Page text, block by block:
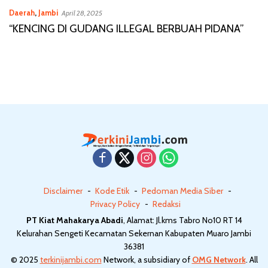
Daerah, Jambi April 28, 2025
“KENCING DI GUDANG ILLEGAL BERBUAH PIDANA”
Disclaimer Kode Etik
Pedoman Media Siber
Privacy Policy
Redaksi
PT Kiat Mahakarya Abadi, Alamat: Jl.kms Tabro No10 RT 14
Kelurahan Sengeti Kecamatan Sekernan Kabupaten Muaro Jambi
36381
© 2025 terkinijambi.com Network, a subsidiary of OMG Network. All